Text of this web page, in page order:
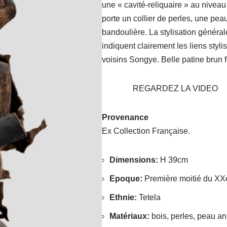
une « cavité-reliquaire » au
porte un collier de perles, une
bandoulière. La stylisation
indiquent clairement les liens
voisins Songye. Belle patine brun
REGARDEZ LA VIDEO
Provenance
Ex Collection Française.
Dimensions: H 39cm
Epoque: Première moitié du
Ethnie:Tetela
Matériaux: bois, perles, peau